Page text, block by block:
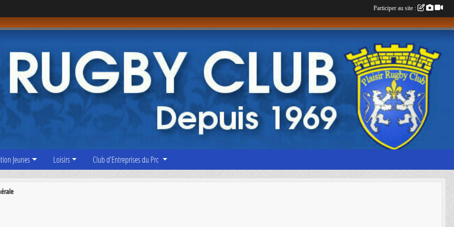
Jeunes Loisirs Club d'Entreprises du Prc
Participer au site :